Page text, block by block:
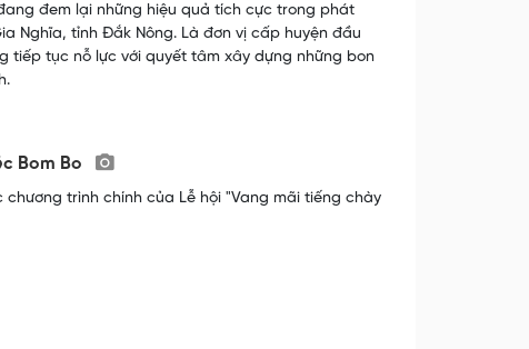
đem lại những hiệu quả tích cực trong phát
Nghĩa, tỉnh Đắk Nông. Là đơn vị cấp huyện đầu
tiếp tục nỗ lực với quyết tâm xây dựng những bon
Bom Bo
chương trình chính của Lễ hội "Vang mãi tiếng chày